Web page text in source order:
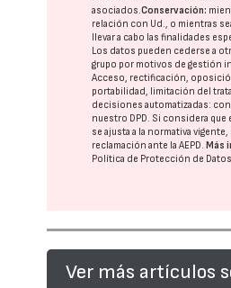
asociados.Conservación:
relación con Ud., o mientras
llevar a cabo las finalidades
Los datos pueden cederse a
grupo por motivos de gestión
Acceso, rectificación,
portabilidad, limitación del
decisiones automatizadas:
nuestro DPD. Si considera que
se ajusta a la normativa
reclamación ante laAEPD. Más
Política de Protección de Datos
Ver más artículos